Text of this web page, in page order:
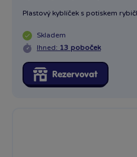
Plastový kyblíček s potiskem
Skladem
Ihned: 13 poboček
Rezervovat